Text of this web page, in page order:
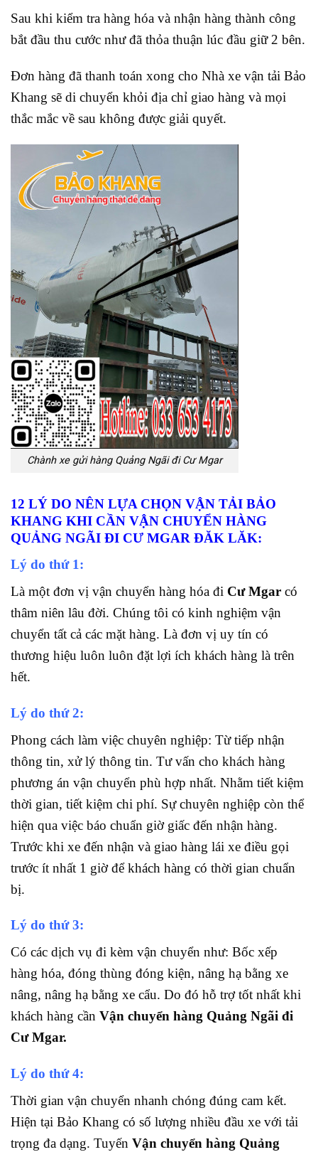
Sau khi kiểm tra hàng hóa và nhận hàng thành công
bắt đầu thu cước như đã thỏa thuận lúc đầu giữ 2 bên.
Đơn hàng đã thanh toán xong cho Nhà xe vận tải Bảo
Khang sẽ di chuyển khỏi địa chỉ giao hàng và mọi
thắc mắc về sau không được giải quyết.
Chành xe gửi hàng Quảng Ngãi đi Cư Mgar
12 LÝ DO NÊN LỰA CHỌN VẬN TẢI BẢO
KHANG KHI CẦN VẬN CHUYỂN HÀNG
QUẢNG NGÃI ĐI CƯ MGAR ĐĂK LĂK:
Lý do thứ 1:
Là một đơn vị vận chuyển hàng hóa đi Cư Mgar có
thâm niên lâu đời. Chúng tôi có kinh nghiệm vận
chuyển tất cả các mặt hàng. Là đơn vị uy tín có
thương hiệu luôn luôn đặt lợi ích khách hàng là trên
hết.
Lý do thứ 2:
Phong cách làm việc chuyên nghiệp: Từ tiếp nhận
thông tin, xử lý thông tin. Tư vấn cho khách hàng
phương án vận chuyển phù hợp nhất. Nhằm tiết kiệm
thời gian, tiết kiệm chi phí. Sự chuyên nghiệp còn thể
hiện qua việc báo chuẩn giờ giấc đến nhận hàng.
Trước khi xe đến nhận và giao hàng lái xe điều gọi
trước ít nhất 1 giờ để khách hàng có thời gian chuẩn
bị.
Lý do thứ 3:
Có các dịch vụ đi kèm vận chuyển như: Bốc xếp
hàng hóa, đóng thùng đóng kiện, nâng hạ bằng xe
nâng, nâng hạ bằng xe cẩu. Do đó hỗ trợ tốt nhất khi
khách hàng cần Vận chuyển hàng Quảng Ngãi đi
Cư Mgar.
Lý do thứ 4:
Thời gian vận chuyển nhanh chóng đúng cam kết.
Hiện tại Bảo Khang có số lượng nhiều đầu xe với tải
trọng đa dạng. Tuyến Vận chuyển hàng Quảng